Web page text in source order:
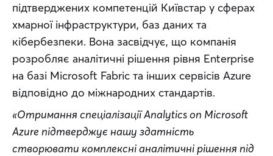
підтверджених компетенцій Київстар у сферах
хмарної інфраструктури, баз даних та
кібербезпеки. Вона засвідчує, що компанія
розробляє аналітичні рішення рівня Enterprise
на базі Microsoft Fabric та інших сервісів Azure
відповідно до міжнародних стандартів.
«Отримання спеціалізації Analytics on Microsoft
Azure підтверджує нашу здатність
створювати комплексні аналітичні рішення під